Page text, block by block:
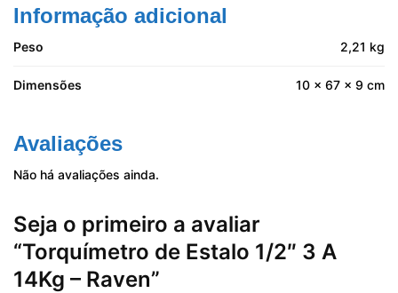
Informação adicional
Peso 2,21 kg
Dimensões 10 × 67 × 9 cm
Avaliações
Não há avaliações ainda.
Seja o primeiro a avaliar
“Torquímetro de Estalo 1/2″ 3 A
14Kg – Raven”